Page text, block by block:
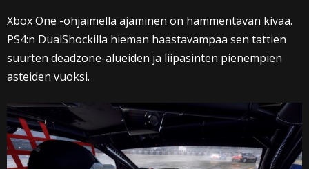
Xbox One -ohjaimella ajaminen on hämmentävän kivaa.
PS4:n DualShockilla hieman haastavampaa sen tattien
suurten deadzone-alueiden ja liipasinten pienempien
asteiden vuoksi.